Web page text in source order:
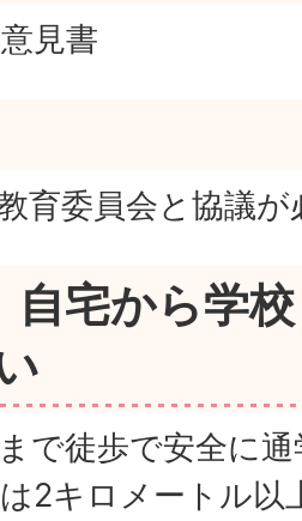
見書
育委員会と協議が
自宅から学
で徒歩で安全に
2キロメートル以